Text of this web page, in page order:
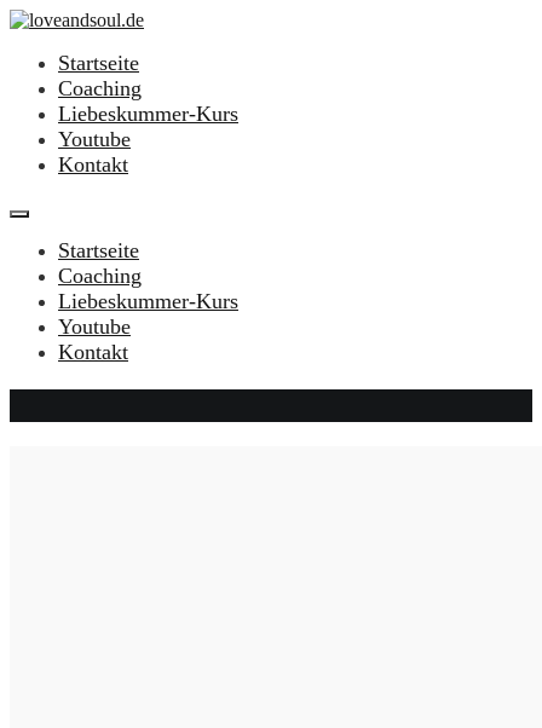
Startseite
Coaching
Liebeskummer-Kurs
Youtube
Kontakt
Startseite
Coaching
Liebeskummer-Kurs
Youtube
Kontakt